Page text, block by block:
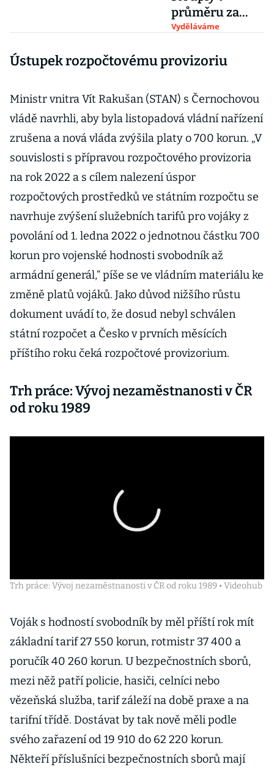
průměru za
poslední dva
procenta
Vyděláváme
Ústupek rozpočtovému provizoriu
Ministr vnitra Vít Rakušan (STAN) s Černochovou
vládě navrhli, aby byla listopadová vládní nařízení
zrušena a nová vláda zvýšila platy o 700 korun. „V
souvislosti s přípravou rozpočtového provizoria
na rok 2022 a s cílem nalezení úspor
rozpočtových prostředků ve státním rozpočtu se
navrhuje zvýšení služebních tarifů pro vojáky z
povolání od 1. ledna 2022 o jednotnou částku 700
korun pro vojenské hodnosti svobodník až
armádní generál,“ píše se ve vládním materiálu ke
změně platů vojáků. Jako důvod nižšího růstu
dokument uvádí to, že dosud nebyl schválen
státní rozpočet a Česko v prvních měsících
příštího roku čeká rozpočtové provizorium.
Trh práce: Vývoj nezaměstnanosti v ČR
od roku 1989
Trh práce: Vývoj nezaměstnanosti v ČR od roku 1989 • Videohub
Voják s hodností svobodník by měl příští rok mít
základní tarif 27 550 korun, rotmistr 37 400 a
poručík 40 260 korun. U bezpečnostních sborů,
mezi něž patří policie, hasiči, celníci nebo
vězeňská služba, tarif záleží na době praxe a na
tarifní třídě. Dostávat by tak nově měli podle
svého zařazení od 19 910 do 62 220 korun.
Někteří příslušníci bezpečnostních sborů mají